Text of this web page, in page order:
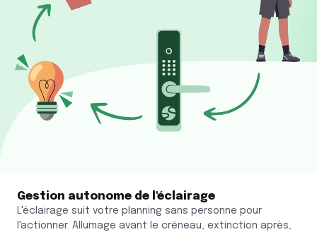
Gestion autonome de l'éclairage
L'éclairage suit votre planning sans personne pour
l'actionner. Allumage avant le créneau, extinction après,